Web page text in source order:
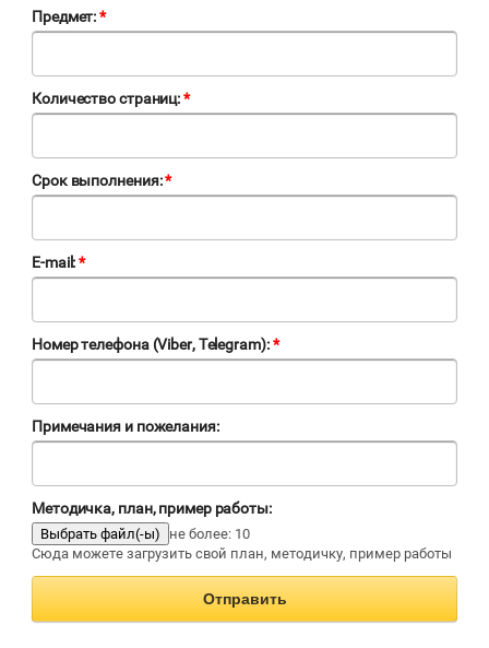
Предмет:*
Количество страниц:*
Срок выполнения:*
E-mail:*
Номер телефона (Viber, Telegram):*
Примечания и пожелания:
Методичка, план, пример работы:
не более: 10
Сюда можете загрузить свой план, методичку, пример работы
Отправить